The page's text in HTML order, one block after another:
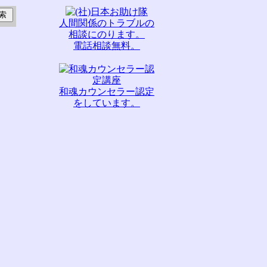
人間関係のトラブルの
相談にのります。
電話相談無料。
和魂カウンセラー認定
をしています。